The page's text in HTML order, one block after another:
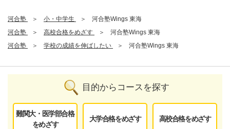
河合塾 小・中学生
河合塾Wings 東海
河合塾
高校合格をめざす
河合塾Wings 東海
河合塾
学校の成績を伸ばしたい 河合塾Wings 東海
目的からコースを探す
難関大・医学部合格
をめざす
大学合格をめざす 高校合格をめざす